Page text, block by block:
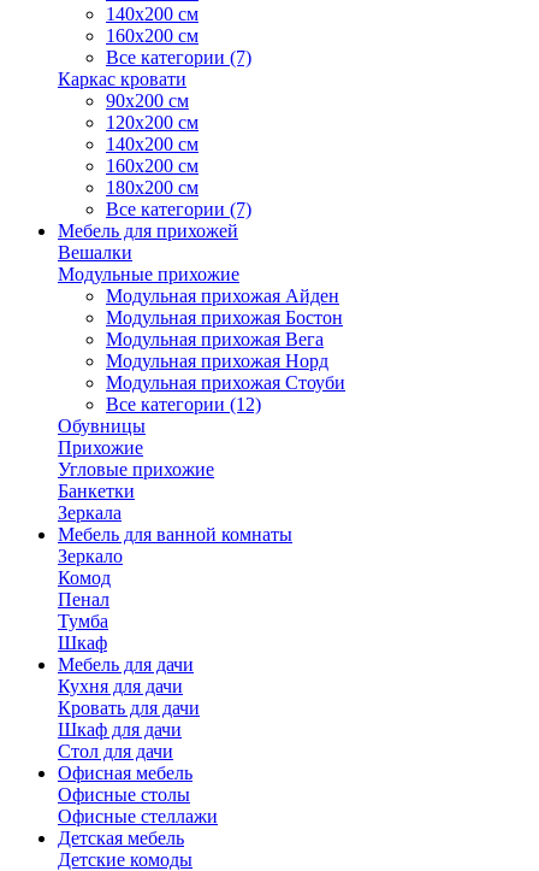
140х200 см
160х200 см
Все категории (7)
Каркас кровати
90х200 см
120х200 см
140х200 см
160х200 см
180х200 см
Все категории (7)
Мебель для прихожей
Вешалки
Модульные прихожие
Модульная прихожая Айден
Модульная прихожая Бостон
Модульная прихожая Вега
Модульная прихожая Норд
Модульная прихожая Стоуби
Все категории (12)
Обувницы
Прихожие
Угловые прихожие
Банкетки
Зеркала
Мебель для ванной комнаты
Зеркало
Комод
Пенал
Тумба
Шкаф
Мебель для дачи
Кухня для дачи
Кровать для дачи
Шкаф для дачи
Стол для дачи
Офисная мебель
Офисные столы
Офисные стеллажи
Детская мебель
Детские комоды